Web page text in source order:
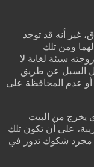
غير أنه قد توجد
ومن تلك
سيئة لغاية لا
كل السبل عن طريق
أو عدم المحافظة على
يخرج من البيت
على أن تكون تلك
مجرد شكوك تدور في